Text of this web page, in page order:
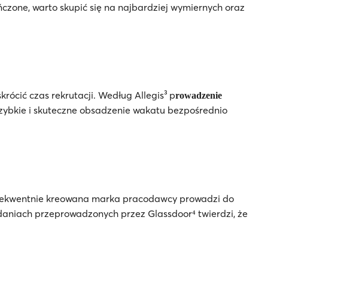
warto skupić się na najbardziej wymiernych oraz
czas rekrutacji. Według Allegis³ prowadzenie
i skuteczne obsadzenie wakatu bezpośrednio
kreowana marka pracodawcy prowadzi do
przeprowadzonych przez Glassdoor⁴ twierdzi, że